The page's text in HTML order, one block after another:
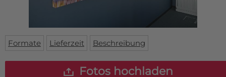
Custom skateboard deck
Formate Lieferzeit Beschreibung
Fotos hochladen